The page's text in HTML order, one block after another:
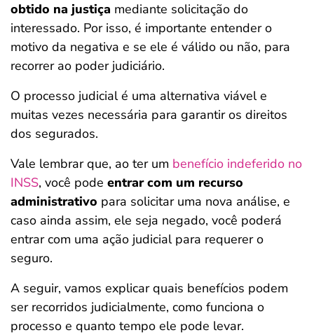
obtido na justiça mediante solicitação do
interessado. Por isso, é importante entender o
motivo da negativa e se ele é válido ou não, para
recorrer ao poder judiciário.
O processo judicial é uma alternativa viável e
muitas vezes necessária para garantir os direitos
dos segurados.
Vale lembrar que, ao ter um benefício indeferido no
INSS, você pode entrar com um recurso
administrativo para solicitar uma nova análise, e
caso ainda assim, ele seja negado, você poderá
entrar com uma ação judicial para requerer o
seguro.
A seguir, vamos explicar quais benefícios podem
ser recorridos judicialmente, como funciona o
processo e quanto tempo ele pode levar.